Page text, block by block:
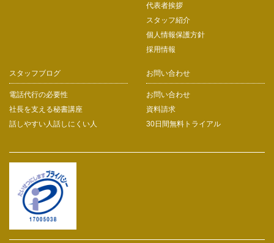
代表者挨拶
スタッフ紹介
個人情報保護方針
採用情報
スタッフブログ
電話代行の必要性
社長を支える秘書講座
話しやすい人話しにくい人
お問い合わせ
お問い合わせ
資料請求
30日間無料トライアル